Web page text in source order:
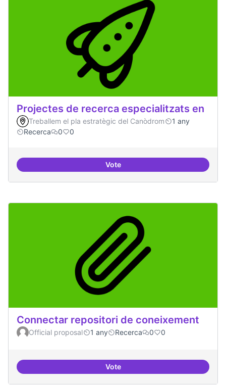
Projectes de recerca especialitzats en
Treballem el pla estratègic del Canòdrom
1 any
Recerca
0 0
VoteProjectes de recerca
Connectar repositori de coneixement
Official proposal 1 any Recerca 0 0
VoteConnectar repositori de